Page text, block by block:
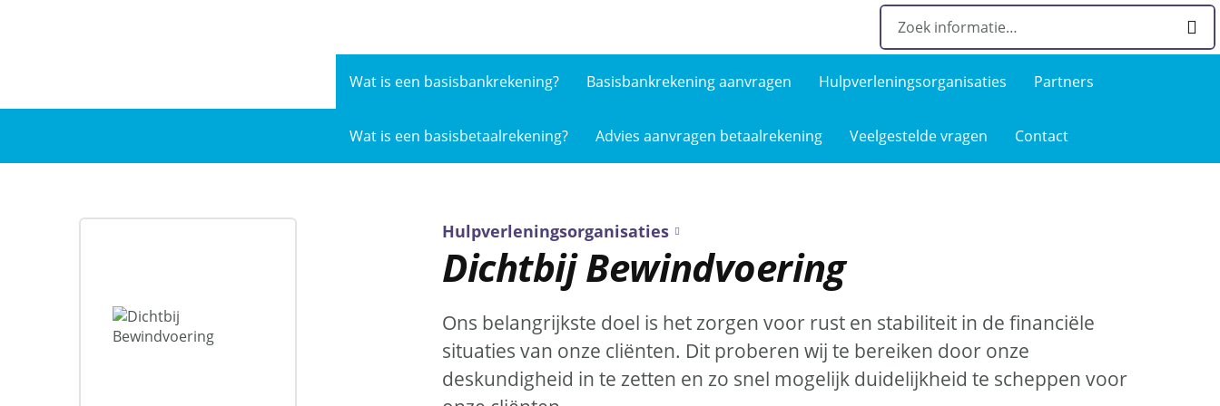
Wat is een basis­bankrekening?
Basisbankrekening aanvragen Hulpverlenings­organisaties Partners
Wat is een basis­betaalrekening? Advies aanvragen betaalrekening Veelgestelde­ vragen Contact
Hulpverleningsorganisaties
Dichtbij Bewindvoering
Ons belangrijkste doel is het zorgen voor rust en stabiliteit in de financiële
situaties van onze cliënten. Dit proberen wij te bereiken door onze
deskundigheid in te zetten en zo snel mogelijk duidelijkheid te scheppen voor